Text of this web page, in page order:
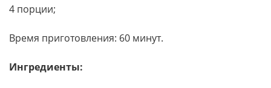
4 порции;
Время приготовления: 60 минут.
Ингредиенты: